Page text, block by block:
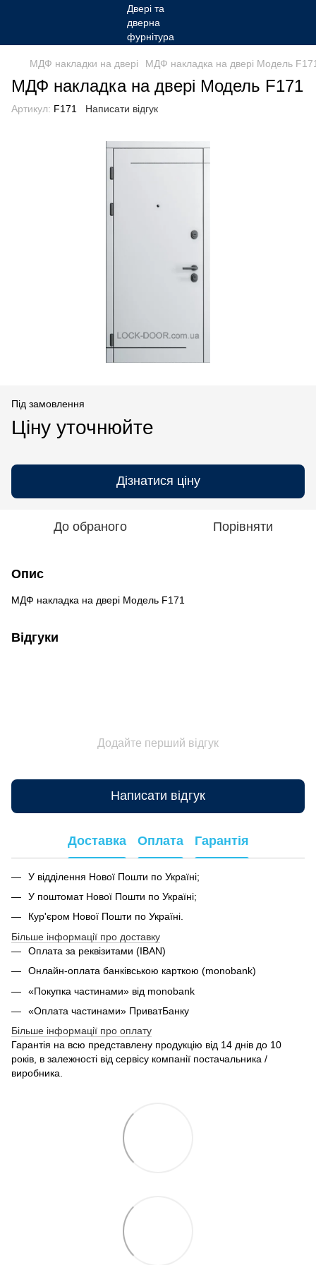
МДФ накладки на двері МДФ накладка на двері Модель
МДФ накладка на двері Модель F171
Артикул: F171 Написати відгук
Під замовлення
Ціну уточнюйте
Дізнатися ціну
До обраного Порівняти
Опис
МДФ накладка на двері Модель F171
Відгуки
Додайте перший відгук
Написати відгук
Доставка Оплата Гарантія
У відділення Нової Пошти по Україні;
У поштомат Нової Пошти по Україні;
Кур'єром Нової Пошти по Україні.
Більше інформації про доставку
Оплата за реквізитами (IBAN)
Онлайн-оплата банківською карткою (monobank)
«Покупка частинами» від monobank
«Оплата частинами» ПриватБанку
Більше інформації про оплату
Гарантія на всю представлену продукцію від 14 днів до 10
років, в залежності від сервісу компанії постачальника /
виробника.